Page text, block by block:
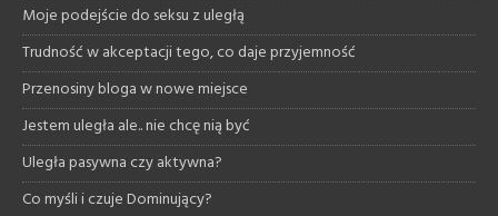
Moje podejście do seksu z uległą
Trudność w akceptacji tego, co daje przyjemność
Przenosiny bloga w nowe miejsce
Jestem uległa ale.. nie chcę nią być
Uległa pasywna czy aktywna?
Co myśli i czuje Dominujący?